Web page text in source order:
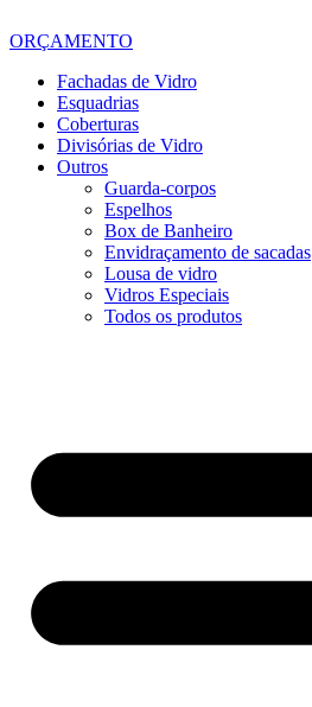
ORÇAMENTO
Fachadas de Vidro
Esquadrias
Coberturas
Divisórias de Vidro
Outros
Guarda-corpos
Espelhos
Box de Banheiro
Envidraçamento de sacadas
Lousa de vidro
Vidros Especiais
Todos os produtos